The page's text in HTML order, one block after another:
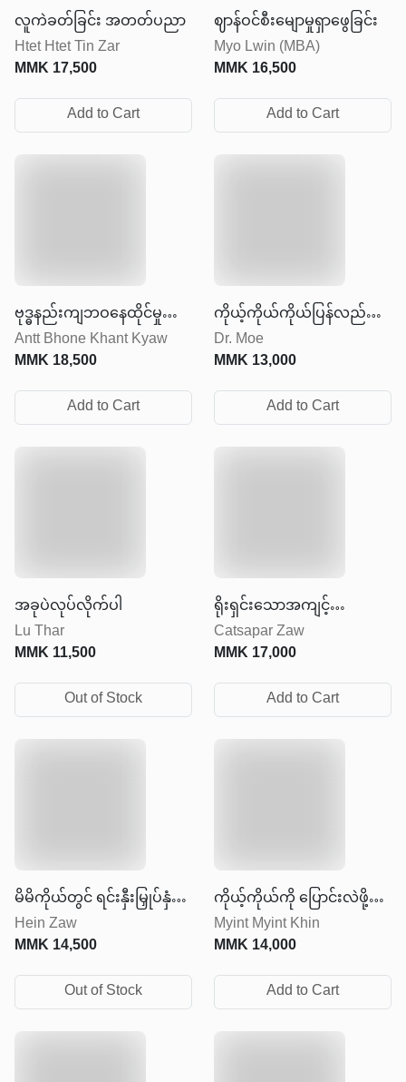
လူကဲခတ်ခြင်း အတတ်ပညာ
Htet Htet Tin Zar
MMK17,500
Add to Cart
ဈာန်ဝင်စီးမျောမှုရှာဖွေခြင်း
Myo Lwin (MBA)
MMK16,500
Add to Cart
ဗုဒ္ဓနည်းကျဘဝနေထိုင်မှု
အနုပညာ
Antt Bhone Khant Kyaw
MMK18,500
Add to Cart
ကိုယ့်ကိုယ်ကိုယ်ပြန်လည်
တည်ဆောက်ခြင်း
Dr. Moe
MMK13,000
Add to Cart
အခုပဲလုပ်လိုက်ပါ
Lu Thar
MMK11,500
Out of Stock
ရိုးရှင်းသောအကျင့်
ကောင်းမွန်သောဘဝ
Catsapar Zaw
MMK17,000
Add to Cart
မိမိကိုယ်တွင် ရင်းနှီးမြှုပ်နှံ
ခြင်း
Hein Zaw
MMK14,500
Out of Stock
ကိုယ့်ကိုယ်ကို ပြောင်းလဲဖို့
အတွက် သင်ခန်းစာ ၂၅ချက်
Myint Myint Khin
MMK14,000
Add to Cart